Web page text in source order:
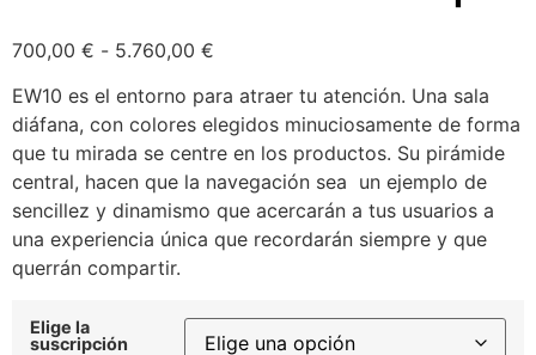
700,00 € - 5.760,00 €
EW10 es el entorno para atraer tu atención. Una sala
diáfana, con colores elegidos minuciosamente de forma
que tu mirada se centre en los productos. Su pirámide
central, hacen que la navegación sea un ejemplo de
sencillez y dinamismo que acercarán a tus usuarios a
una experiencia única que recordarán siempre y que
querrán compartir.
Elige la
suscripción